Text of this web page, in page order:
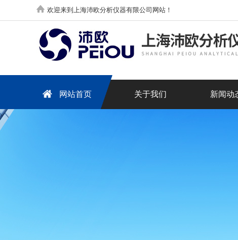
欢迎来到上海沛欧分析仪器有限公司网站！
网站首页 关于我们 新闻动